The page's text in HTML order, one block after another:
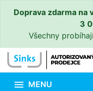
Doprava zdarma na
3
Všechny
 MENU